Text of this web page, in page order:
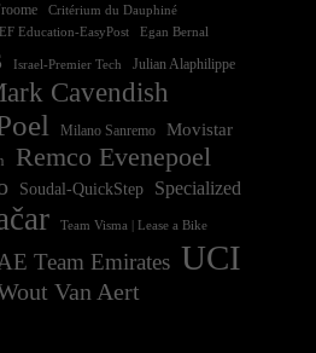
Critérium du Dauphiné
EF Education-EasyPost Egan Bernal
Israel-Premier Tech Julian Alaphilippe
Cavendish
Milano Sanremo
Movistar
Remco Evenepoel
Soudal-QuickStep Specialized
Team Visma | Lease a Bike
Team Emirates UCI
Van Aert